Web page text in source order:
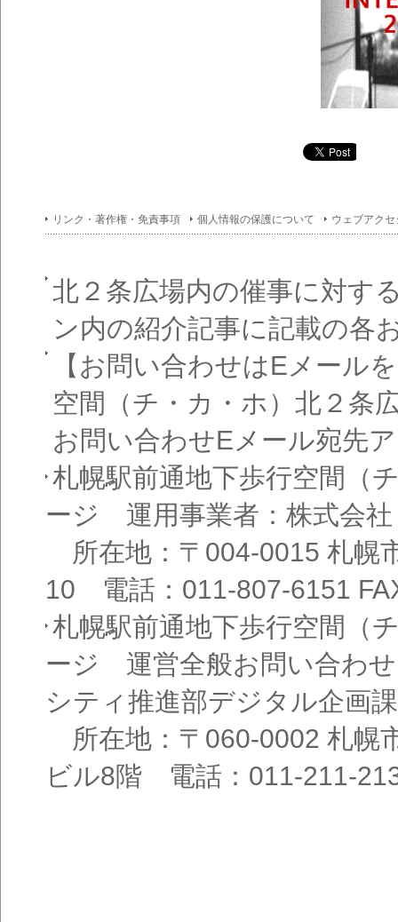
リンク・著作権・免責事項 個人情報の保護について ウェブアク
北２条広場内の催事に対す
ン内の紹介記事に記載の各
【お問い合わせはEメール
空間（チ・カ・ホ）北２条
お問い合わせEメール宛先
札幌駅前通地下歩行空間（
ージ 運用事業者：株式会
所在地：〒004-0015 札幌
10 電話：011-807-6151
札幌駅前通地下歩行空間（
ージ 運営全般お問い合わ
シティ推進部デジタル企画課
所在地：〒060-0002 札幌
ビル8階 電話：011-211-